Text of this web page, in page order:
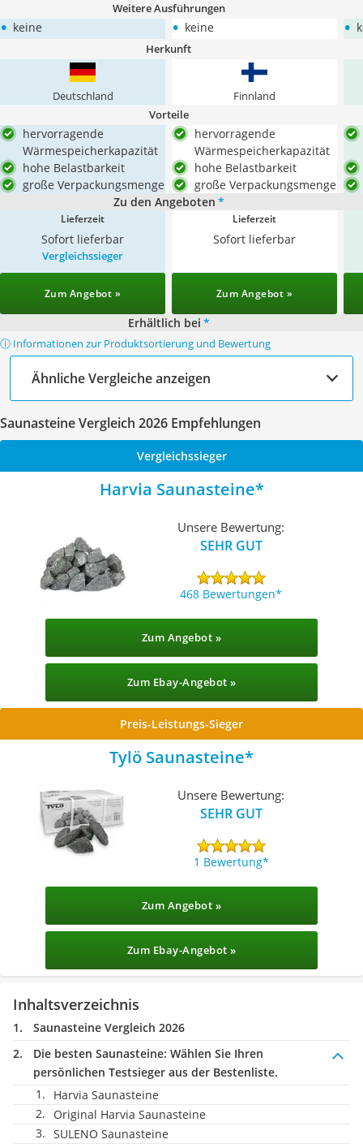
Weitere Ausführungen
• keine • keine •
Herkunft
Deutschland Finnland
Vorteile
hervorragende
Wärmespeicherkapazität
hohe Belastbarkeit
große Verpackungsmenge
hervorragende
Wärmespeicherkapazität
hohe Belastbarkeit
große Verpackungsmenge
Zu den Angeboten *
Lieferzeit
Sofort lieferbar
Lieferzeit
Sofort lieferbar
Vergleichssieger
Zum Angebot » Zum Angebot »
Erhältlich bei *
ⓘ Informationen zur Produktsortierung und Bewertung
Ähnliche Vergleiche anzeigen
Saunasteine Vergleich 2026 Empfehlungen
Vergleichssieger
Harvia Saunasteine
Unsere Bewertung:
SEHR GUT
468 Bewertungen
Zum Angebot »
Zum Ebay-Angebot »
Preis-Leistungs-Sieger
Tylö Saunasteine
Unsere Bewertung:
SEHR GUT
1 Bewertung
Zum Angebot »
Zum Ebay-Angebot »
Inhaltsverzeichnis
Saunasteine Vergleich 2026
Die besten Saunasteine: Wählen Sie Ihren
persönlichen Testsieger aus der Bestenliste.
Harvia Saunasteine
Original Harvia Saunasteine
SULENO Saunasteine